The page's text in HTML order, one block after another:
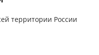
территории России